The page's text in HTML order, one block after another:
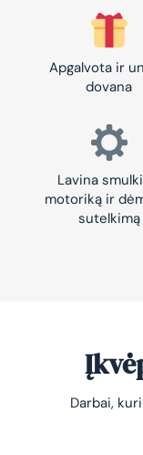
Apgalvota ir
dovana
Lavina
motoriką ir
sutelkimą
Darbai,